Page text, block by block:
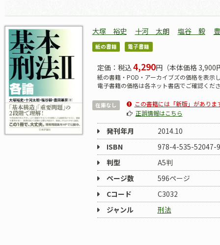
大塚 裕史 十河 太朗 塩谷 毅
紙の書籍 電子書籍
定価：税込4,290円（本体価格 3,900
紙の書籍・POD・アーカイブズの価格を表示
電子書籍の価格は各ネット書店でご確認くだ
在庫なし
この書籍には「新版」がありま
正誤情報はこちら
発刊年月
2014.10
ISBN
978-4-535-52047-9
判型
A5判
ページ数
596ページ
Cコード
C3032
ジャンル
刑法